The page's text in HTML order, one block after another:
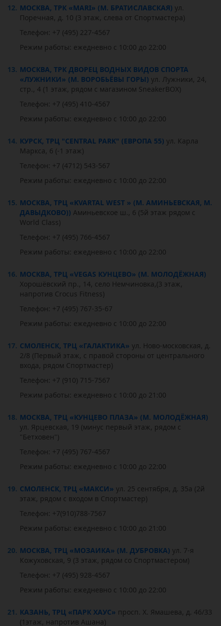
12. МОСКВА, ТРК «MARI» (М. БРАТИСЛАВСКАЯ) ул.
Поречная, д. 10 (3 этаж, слева от Спортмастера)
Телефон: +7 (495) 227-4567
Режим работы: ежедневно с 10:00 до 22:00
13. МОСКВА, ТРК ДВОРЕЦ ВОДНЫХ ВИДОВ СПОРТА
«ЛУЖНИКИ» (М. ВОРОБЬЁВЫ ГОРЫ) ул. Лужники, 24,
стр., 4 (1 этаж, рядом с магазином SneakerBOX)
Телефон: +7 (495) 410-4567
Режим работы: ежедневно с 10:00 до 22:00
14. КУРСК, ТРЦ "CENTRAL PARK" (ЕВРОПА 55) ул. Карла
Маркса, 6 (-1 этаж)
Телефон: +7 (4712) 543-567
Режим работы: ежедневно с 10:00 до 22:00
15. МОСКВА, ТРЦ «KVARTAL WEST » (М. АМИНЬЕВСКАЯ, М.
ДАВЫДКОВО)) Аминьевское ш., 6 (5й этаж рядом с
World Class)
Телефон: +7 (495) 766-4567
Режим работы: ежедневно с 10:00 до 22:00
16. МОСКВА, ТРЦ «VEGAS КУНЦЕВО» (М. МОЛОДЁЖНАЯ)
Хорошёвский пр., 14, село Немчиновка,(3 этаж,
напротив Crocus Fitness)
Телефон: +7 (495) 767-35-67
Режим работы: ежедневно с 10:00 до 22:00
17. СМОЛЕНСК, ТРЦ «ГАЛАКТИКА» ул. Ново-московская, д.
2/8 (Первый этаж, с правой стороны от центрального
входа, рядом Спортмастер)
Телефон: +7 (910) 715-7567
Режим работы: ежедневно с 10:00 до 21:00
18. МОСКВА, ТРЦ «КУНЦЕВО ПЛАЗА» (М. МОЛОДЁЖНАЯ)
ул. Ярцевская, 19 (минус первый этаж, рядом с
"Бетховен")
Телефон: +7 (495) 767-4567
Режим работы: ежедневно с 10:00 до 22:00
19. СМОЛЕНСК, ТРЦ «МАКСИ» ул. 25 сентября, д. 35а (2й
этаж, рядом с входом в Спортмастер)
Телефон: +7(910)788-7567
Режим работы: ежедневно с 10:00 до 21:00
20. МОСКВА, ТРЦ «МОЗАИКА» (М. ДУБРОВКА) ул. 7-я
Кожуховская, 9 (3 этаж, рядом со Спортмастером)
Телефон: +7 (495) 928-4567
Режим работы: ежедневно с 10:00 до 22:00
21. КАЗАНЬ, ТРЦ «ПАРК ХАУС» просп. Х. Ямашева, д. 46/33
(1этаж, напротив Ашана)